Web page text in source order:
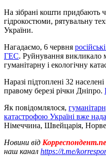
На зібрані кошти придбають
гідрокостюми, рятувальну
України.
Нагадаємо, 6 червня
ГЕС. Руйнування викликало
гуманітарну і екологічну
Наразі підтоплені 32
правому березі річки Дніпро.
Як повідомлялося,
катастрофою Україні вже
Німеччина, Швейцарія,
Новини від
наш канал https://t.me/